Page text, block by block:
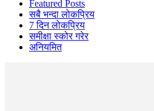
Featured Posts
सबै भन्दा लोकप्रिय
7 दिन लोकप्रिय
समीक्षा स्कोर गरेर
अनियमित